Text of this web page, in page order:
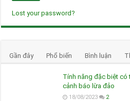
Lost your password?
Gần đây Phổ biến Bình luận
Tính năng đặc biệt có
cảnh báo lừa đảo
18/08/2023 2